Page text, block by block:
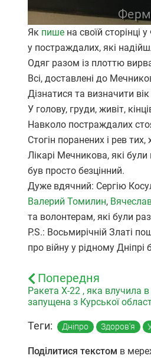
Як пише на своїй сторінці
у постраждалих, які
Одяг разом із плоттю
Всі, доставлені до
Дізнатися та визначити
У голову, груди, живіт,
Навколо постраждалих
Стогін поранених і рев тих,
Лікарі Мечникова, які були
був просто безцінний.
Дуже вдячний: Сергію
Валерий Томилин,
та волонтерам, які були
P.S.: Восьмирічній Златі
про війну у рідному Дніпрі
Попередня
Ракета Х-22 , яка влучила
запущена з Курської
Теги: Дніпро Здоров'я
Поділитися текстом в